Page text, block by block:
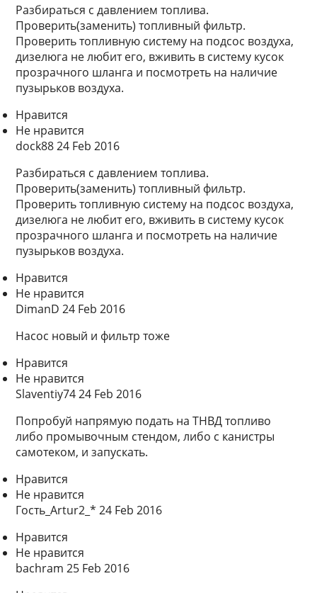
Разбираться с давлением топлива.
Проверить(заменить) топливный фильтр.
Проверить топливную систему на подсос воздуха,
дизелюга не любит его, вживить в систему кусок
прозрачного шланга и посмотреть на наличие
пузырьков воздуха.
Нравится
Не нравится
dock88 24 Feb 2016
Разбираться с давлением топлива.
Проверить(заменить) топливный фильтр.
Проверить топливную систему на подсос воздуха,
дизелюга не любит его, вживить в систему кусок
прозрачного шланга и посмотреть на наличие
пузырьков воздуха.
Нравится
Не нравится
DimanD 24 Feb 2016
Насос новый и фильтр тоже
Нравится
Не нравится
Slaventiy74 24 Feb 2016
Попробуй напрямую подать на ТНВД топливо
либо промывочным стендом, либо с канистры
самотеком, и запускать.
Нравится
Не нравится
Гость_Artur2_* 24 Feb 2016
Нравится
Не нравится
bachram 25 Feb 2016